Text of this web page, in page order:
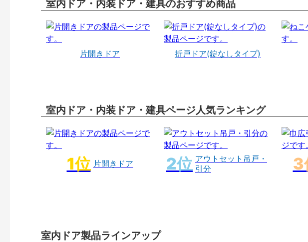
室内ドア・内装ドア・建具のおすすめ商品
片開きドア 折戸ドア(錠なしタイプ)
室内ドア・内装ドア・建具ページ人気ランキング
片開きドア
アウトセット吊戸・
引分
室内ドア製品ラインアップ